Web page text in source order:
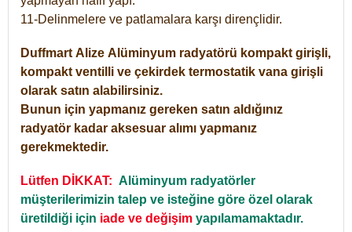
11-Delinmelere ve patlamalara karşı dirençlidir.
Duffmart Alize Alüminyum radyatörü kompakt girişli,
kompakt ventilli ve çekirdek termostatik vana girişli
olarak satın alabilirsiniz.
Bunun için yapmanız gereken satın aldığınız
radyatör kadar aksesuar alımı yapmanız
gerekmektedir.
Lütfen DİKKAT: Alüminyum radyatörler
müşterilerimizin talep ve isteğine göre özel olarak
üretildiği için iade ve değişim yapılamamaktadır.